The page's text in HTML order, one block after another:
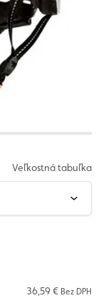
Veľkostná tabuľka
36,59 € Bez DPH